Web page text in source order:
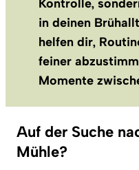
Kontrolle,
in deinen
helfen dir,
feiner
Momente
Auf der Suche
Mühle?